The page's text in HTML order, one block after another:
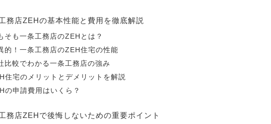
務店ZEHの基本性能と費用を徹底解説
そも一条工務店のZEHとは？
的！一条工務店のZEH住宅の性能
比較でわかる一条工務店の強み
住宅のメリットとデメリットを解説
の申請費用はいくら？
務店ZEHで後悔しないための重要ポイント